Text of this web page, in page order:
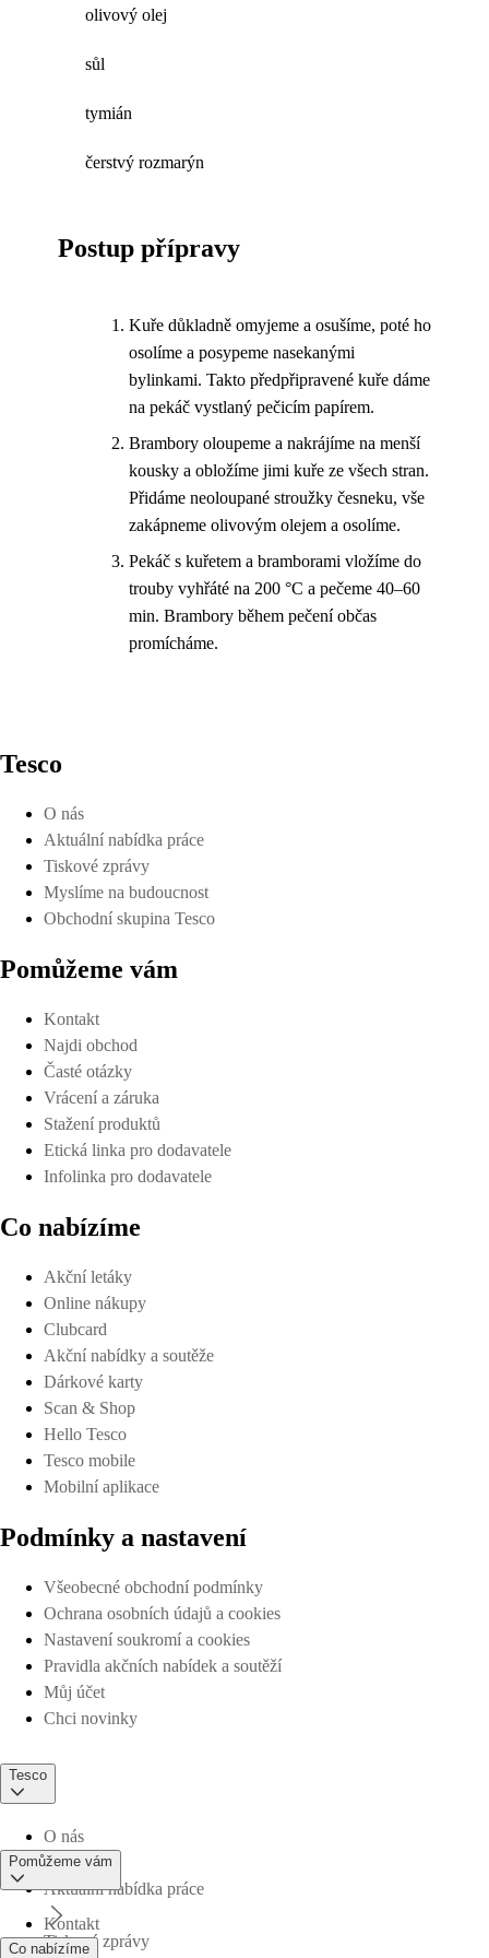
olivový olej
sůl
tymián
čerstvý rozmarýn
Postup přípravy
Kuře důkladně omyjeme a osušíme, poté ho
osolíme a posypeme nasekanými
bylinkami. Takto předpřipravené kuře dáme
na pekáč vystlaný pečicím papírem.
Brambory oloupeme a nakrájíme na menší
kousky a obložíme jimi kuře ze všech stran.
Přidáme neoloupané stroužky česneku, vše
zakápneme olivovým olejem a osolíme.
Pekáč s kuřetem a bramborami vložíme do
trouby vyhřáté na 200 °C a pečeme 40–60
min. Brambory během pečení občas
promícháme.
Tesco
O nás
Aktuální nabídka práce
Tiskové zprávy
Myslíme na budoucnost
Obchodní skupina Tesco
Pomůžeme vám
Kontakt
Najdi obchod
Časté otázky
Vrácení a záruka
Stažení produktů
Etická linka pro dodavatele
Infolinka pro dodavatele
Co nabízíme
Akční letáky
Online nákupy
Clubcard
Akční nabídky a soutěže
Dárkové karty
Scan & Shop
Hello Tesco
Tesco mobile
Mobilní aplikace
Podmínky a nastavení
Všeobecné obchodní podmínky
Ochrana osobních údajů a cookies
Nastavení soukromí a cookies
Pravidla akčních nabídek a soutěží
Můj účet
Chci novinky
Tesco
O nás
Aktuální nabídka práce
Tiskové zprávy
Pomůžeme vám
Kontakt
Co nabízíme